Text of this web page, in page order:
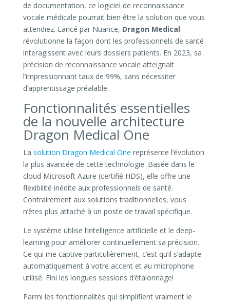
de documentation, ce logiciel de reconnaissance
vocale médicale pourrait bien être la solution que vous
attendiez. Lancé par Nuance, Dragon Medical
révolutionne la façon dont les professionnels de santé
interagissent avec leurs dossiers patients. En 2023, sa
précision de reconnaissance vocale atteignait
l’impressionnant taux de 99%, sans nécessiter
d’apprentissage préalable.
Fonctionnalités essentielles
de la nouvelle architecture
Dragon Medical One
La solution Dragon Medical One représente l’évolution
la plus avancée de cette technologie. Basée dans le
cloud Microsoft Azure (certifié HDS), elle offre une
flexibilité inédite aux professionnels de santé.
Contrairement aux solutions traditionnelles, vous
n’êtes plus attaché à un poste de travail spécifique.
Le système utilise l’intelligence artificielle et le deep-
learning pour améliorer continuellement sa précision.
Ce qui me captive particulièrement, c’est qu’il s’adapte
automatiquement à votre accent et au microphone
utilisé. Fini les longues sessions d’étalonnage!
Parmi les fonctionnalités qui simplifient vraiment le